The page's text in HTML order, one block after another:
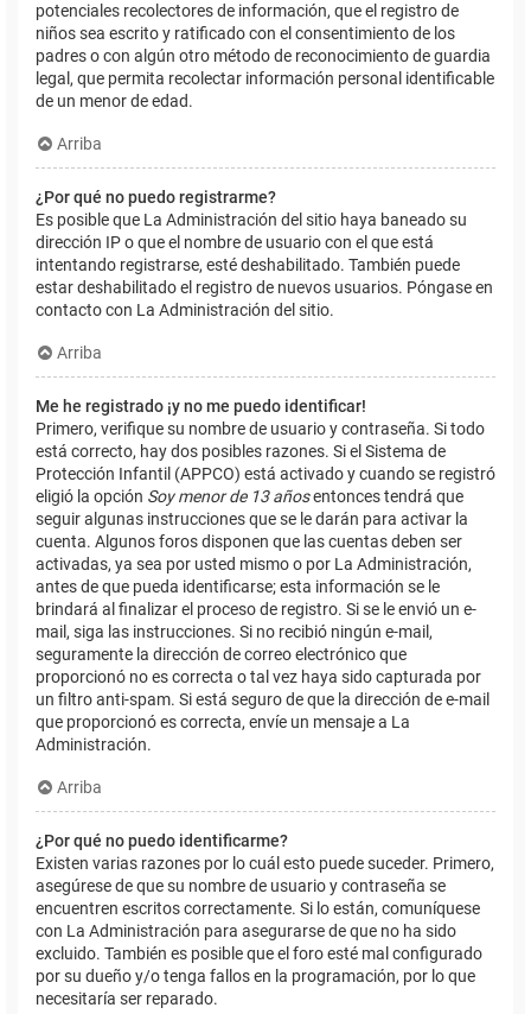
potenciales recolectores de información, que el registro de
niños sea escrito y ratificado con el consentimiento de los
padres o con algún otro método de reconocimiento de guardia
legal, que permita recolectar información personal identificable
de un menor de edad.
Arriba
¿Por qué no puedo registrarme?
Es posible que La Administración del sitio haya baneado su
dirección IP o que el nombre de usuario con el que está
intentando registrarse, esté deshabilitado. También puede
estar deshabilitado el registro de nuevos usuarios. Póngase en
contacto con La Administración del sitio.
Arriba
Me he registrado ¡y no me puedo identificar!
Primero, verifique su nombre de usuario y contraseña. Si todo
está correcto, hay dos posibles razones. Si el Sistema de
Protección Infantil (APPCO) está activado y cuando se registró
eligió la opción Soy menor de 13 añosentonces tendrá que
seguir algunas instrucciones que se le darán para activar la
cuenta. Algunos foros disponen que las cuentas deben ser
activadas, ya sea por usted mismo o por La Administración,
antes de que pueda identificarse; esta información se le
brindará al finalizar el proceso de registro. Si se le envió un e-
mail, siga las instrucciones. Si no recibió ningún e-mail,
seguramente la dirección de correo electrónico que
proporcionó no es correcta o tal vez haya sido capturada por
un filtro anti-spam. Si está seguro de que la dirección de e-mail
que proporcionó es correcta, envíe un mensaje a La
Administración.
Arriba
¿Por qué no puedo identificarme?
Existen varias razones por lo cuál esto puede suceder. Primero,
asegúrese de que su nombre de usuario y contraseña se
encuentren escritos correctamente. Si lo están, comuníquese
con La Administración para asegurarse de que no ha sido
excluido. También es posible que el foro esté mal configurado
por su dueño y/o tenga fallos en la programación, por lo que
necesitaría ser reparado.